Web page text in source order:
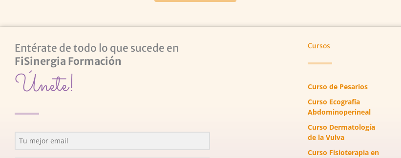
Entérate de todo lo que sucede en
FiSinergia Formación
Únete!
Cursos
Curso de Pesarios
Curso Ecografía
Abdominoperineal
Curso Dermatología
de la Vulva
Curso Fisioterapia en